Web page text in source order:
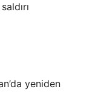
yeniden